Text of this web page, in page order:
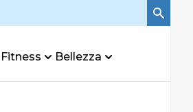
Fitness Bellezza